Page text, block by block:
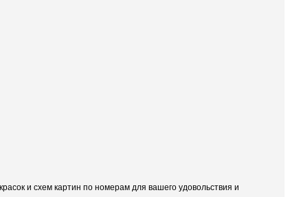
и схем картин по номерам для вашего удовольствия и